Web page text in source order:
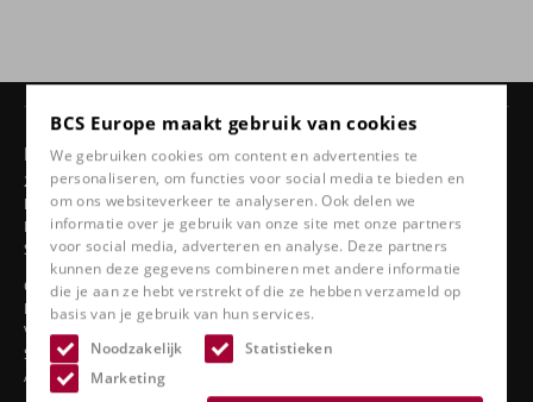
BCS Europe maakt gebruik van cookies
We gebruiken cookies om content en advertenties te
personaliseren, om functies voor social media te bieden en
om ons websiteverkeer te analyseren. Ook delen we
informatie over je gebruik van onze site met onze partners
voor social media, adverteren en analyse. Deze partners
kunnen deze gegevens combineren met andere informatie
die je aan ze hebt verstrekt of die ze hebben verzameld op
basis van je gebruik van hun services.
Noodzakelijk
Statistieken
Marketing
Producten
24 uurs stoelen
Draaistoelen
Ergonomische autostoelen
Sportstoelen
Classic line
Bootstoelen
Vrachtwagenstoelen
Stadionstoelen
Accessoires